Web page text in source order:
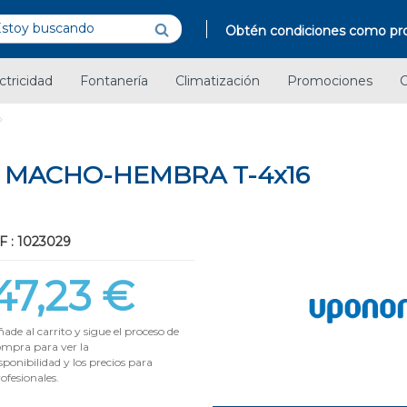
Obtén condiciones como
Fontanería Climatización Promociones
HEMBRA T-4x16
: 1023029
€
al carrito y sigue el proceso de
para ver la
y los precios para